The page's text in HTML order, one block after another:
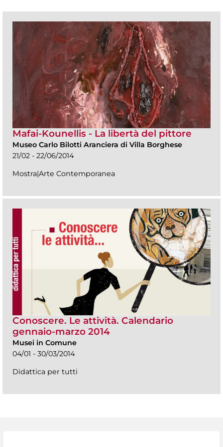
Mafai-Kounellis - La libertà del pittore
Museo Carlo Bilotti Aranciera di Villa Borghese
21/02 - 22/06/2014
Mostra|Arte Contemporanea
Conoscere. Le attività. Calendario
gennaio-marzo 2014
Musei in Comune
04/01 - 30/03/2014
Didattica per tutti